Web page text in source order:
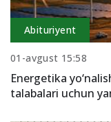
Abituriyent
01-avgust 15:58
Energetika
talabalari uchun